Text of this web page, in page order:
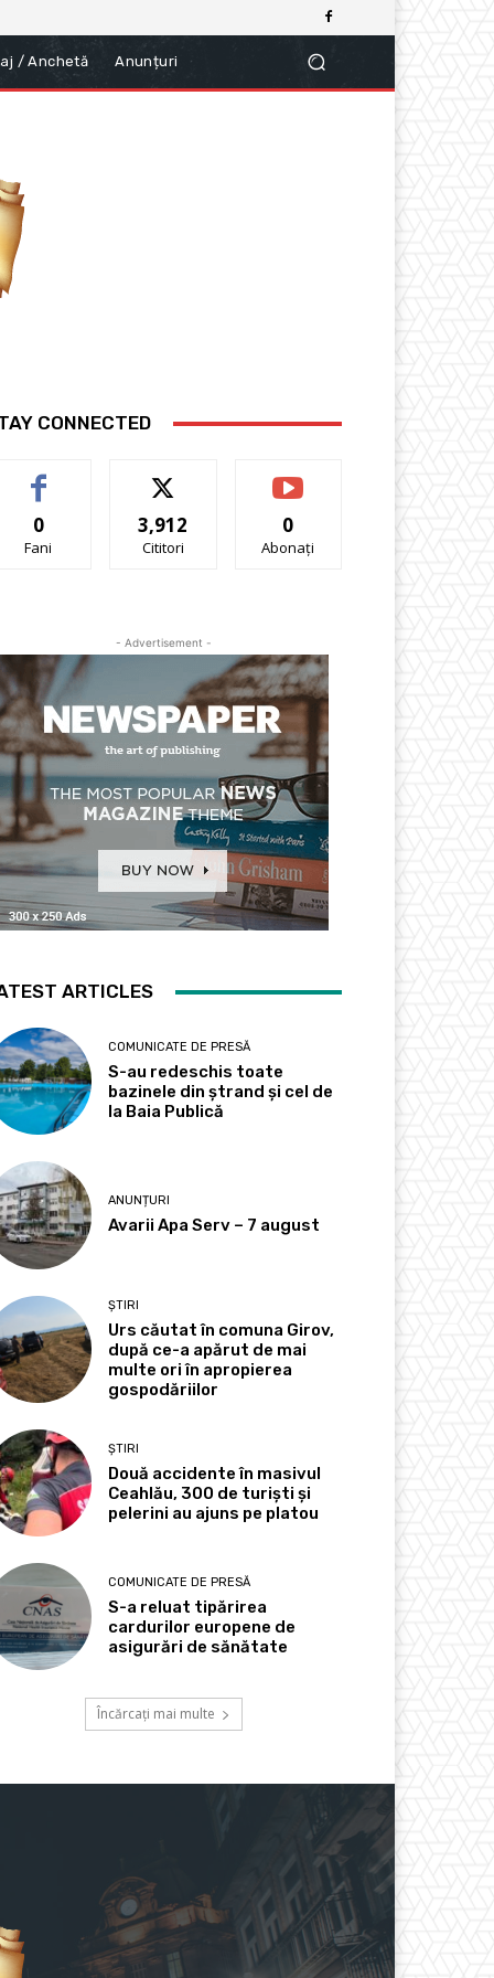
/ Anchetă Anunțuri
CONNECTED
0
Fani
3,912
Cititori
0
Abonați
- Advertisement -
ARTICLES
COMUNICATE DE PRESĂ
S-au redeschis toate
bazinele din ștrand și cel de
la Baia Publică
ANUNȚURI
Avarii Apa Serv – 7 august
ȘTIRI
Urs căutat în comuna Girov,
după ce-a apărut de mai
multe ori în apropierea
gospodăriilor
ȘTIRI
Două accidente în masivul
Ceahlău, 300 de turiști și
pelerini au ajuns pe platou
COMUNICATE DE PRESĂ
S-a reluat tipărirea
cardurilor europene de
asigurări de sănătate
Încărcați mai multe